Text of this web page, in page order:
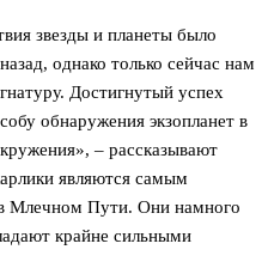
звезды и планеты было
однако только сейчас нам
Достигнутый успех
обнаружения экзопланет в
– рассказывают
являются самым
Млечном Пути. Они намного
крайне сильными